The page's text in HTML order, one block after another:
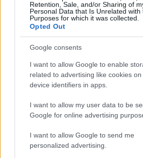
Retention, Sale, and/or Sharing of
Personal Data that Is Unrelated with
Purposes for which it was collected.
Opted Out
Google consents
I want to allow Google to enable
related to advertising like cookies
device identifiers in apps.
I want to allow my user data to be
Google for online advertising
I want to allow Google to send me
personalized advertising.
Langrenn Allround|Rulleski |Ski Classics
Proffryttere fra Uno-X
Birkebeinerrittet